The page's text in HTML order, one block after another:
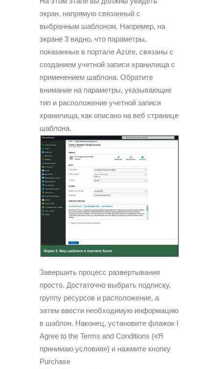
экран, напрямую связанный с
выбранным шаблоном. Например, на
экране 3 видно, что параметры,
показанные в портале Azure, связаны с
созданием учетной записи хранилища с
применением шаблона. Обратите
внимание на параметры, указывающие
тип и расположение учетной записи
хранилища, как описано на веб странице
шаблона.
Завершить процесс развертывания
просто. Достаточно выбрать подписку,
группу ресурсов и расположение, а
затем ввести необходимую информацию
в шаблон. Наконец, установите флажок I
Agree to the Terms and Conditions («Я
принимаю условия») и нажмите кнопку
Purchase